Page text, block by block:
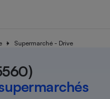
Supermarché - Drive
Organismes de défense
Système judiciairegratuit
Achat - Vente - Travaux
Démarche administrative
Train
Transport aérien